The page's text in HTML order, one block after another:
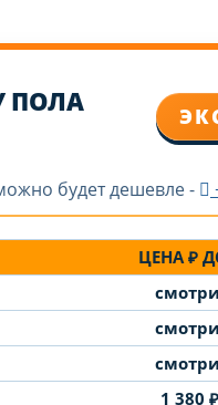
ПОЛА
будет дешевле -
ЦЕНА ₽
1 380